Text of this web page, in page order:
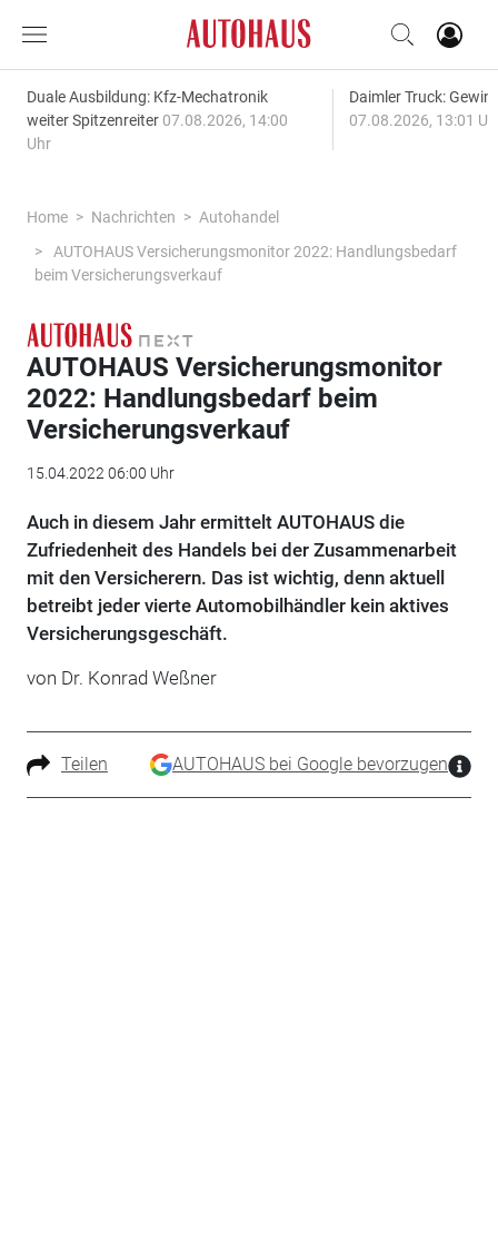
Duale Ausbildung: Kfz-Mechatronik
weiter Spitzenreiter 07.08.2026, 14:00
Uhr
Daimler Truck:
07.08.2026, 13:01
Home Nachrichten
Autohandel
AUTOHAUS Versicherungsmonitor 2022: Handlungsbedarf
beim Versicherungsverkauf
AUTOHAUS Versicherungsmonitor
2022: Handlungsbedarf beim
Versicherungsverkauf
15.04.2022 06:00 Uhr
Auch in diesem Jahr ermittelt AUTOHAUS die
Zufriedenheit des Handels bei der Zusammenarbeit
mit den Versicherern. Das ist wichtig, denn aktuell
betreibt jeder vierte Automobilhändler kein aktives
Versicherungsgeschäft.
von Dr. Konrad Weßner
Teilen AUTOHAUS bei Google bevorzugen